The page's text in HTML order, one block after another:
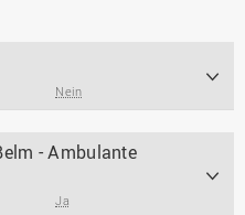
Nein
- Ambulante
Ja